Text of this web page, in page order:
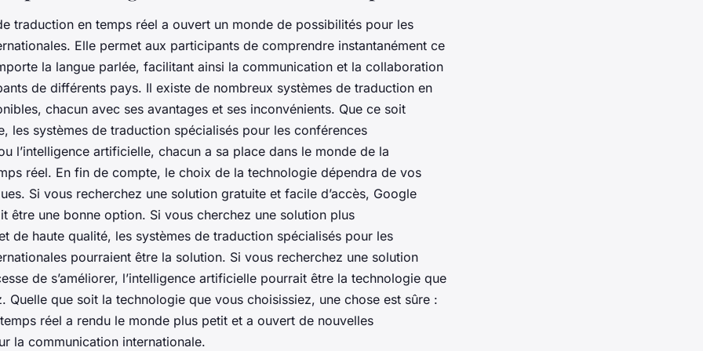
traduction en temps réel a ouvert un monde de possibilités pour les
Elle permet aux participants de comprendre instantanément ce
la langue parlée, facilitant ainsi la communication et la collaboration
de différents pays. Il existe de nombreux systèmes de traduction en
chacun avec ses avantages et ses inconvénients. Que ce soit
les systèmes de traduction spécialisés pour les conférences
l’intelligence artificielle, chacun a sa place dans le monde de la
réel. En fin de compte, le choix de la technologie dépendra de vos
Si vous recherchez une solution gratuite et facile d’accès, Google
être une bonne option. Si vous cherchez une solution plus
de haute qualité, les systèmes de traduction spécialisés pour les
pourraient être la solution. Si vous recherchez une solution
de s’améliorer, l’intelligence artificielle pourrait être la technologie que
Quelle que soit la technologie que vous choisissiez, une chose est sûre :
réel a rendu le monde plus petit et a ouvert de nouvelles
la communication internationale.